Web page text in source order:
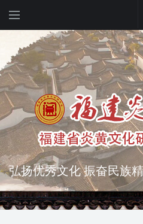
弘扬优秀文化 振奋民族
瑰宝 宣传中华精英
突出海西特色 报道台港